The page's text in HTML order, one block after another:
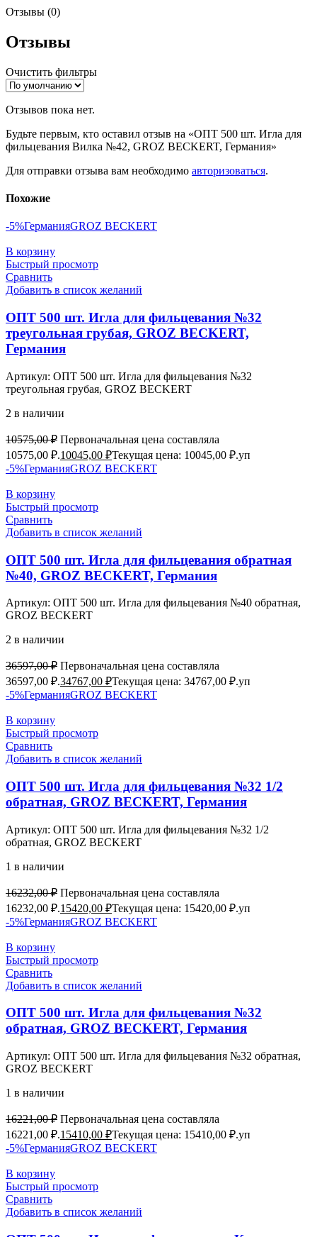
Отзывы (0)
Отзывы
Очистить фильтры
Отзывов пока нет.
Будьте первым, кто оставил отзыв на «ОПТ 500 шт. Игла для
фильцевания Вилка №42, GROZ BEСKERT, Германия»
Для отправки отзыва вам необходимо авторизоваться.
Похожие
-5%ГерманияGROZ BEСKERT
В корзину
Быстрый просмотр
Сравнить
Добавить в список желаний
ОПТ 500 шт. Игла для фильцевания №32
треугольная грубая, GROZ BEСKERT,
Германия
Артикул: ОПТ 500 шт. Игла для фильцевания №32
треугольная грубая, GROZ BEСKERT
2 в наличии
10575,00₽ Первоначальная цена составляла
10575,00 ₽.10045,00 ₽Текущая цена: 10045,00 ₽.уп
-5%ГерманияGROZ BEСKERT
В корзину
Быстрый просмотр
Сравнить
Добавить в список желаний
ОПТ 500 шт. Игла для фильцевания обратная
№40, GROZ BEСKERT, Германия
Артикул: ОПТ 500 шт. Игла для фильцевания №40 обратная,
GROZ BEСKERT
2 в наличии
36597,00₽ Первоначальная цена составляла
36597,00 ₽.34767,00 ₽Текущая цена: 34767,00 ₽.уп
-5%ГерманияGROZ BEСKERT
В корзину
Быстрый просмотр
Сравнить
Добавить в список желаний
ОПТ 500 шт. Игла для фильцевания №32 1/2
обратная, GROZ BEСKERT, Германия
Артикул: ОПТ 500 шт. Игла для фильцевания №32 1/2
обратная, GROZ BEСKERT
1 в наличии
16232,00₽ Первоначальная цена составляла
16232,00 ₽.15420,00 ₽Текущая цена: 15420,00 ₽.уп
-5%ГерманияGROZ BEСKERT
В корзину
Быстрый просмотр
Сравнить
Добавить в список желаний
ОПТ 500 шт. Игла для фильцевания №32
обратная, GROZ BEСKERT, Германия
Артикул: ОПТ 500 шт. Игла для фильцевания №32 обратная,
GROZ BEСKERT
1 в наличии
16221,00₽ Первоначальная цена составляла
16221,00 ₽.15410,00 ₽Текущая цена: 15410,00 ₽.уп
-5%ГерманияGROZ BEСKERT
В корзину
Быстрый просмотр
Сравнить
Добавить в список желаний